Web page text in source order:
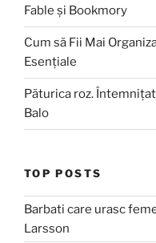
Fable și Bookmory
Cum să Fii Mai
Esențiale
Păturica roz.
Balo
TOP POSTS
Barbati care urasc
Larsson